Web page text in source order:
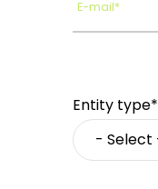
E-mail*
Entity type*